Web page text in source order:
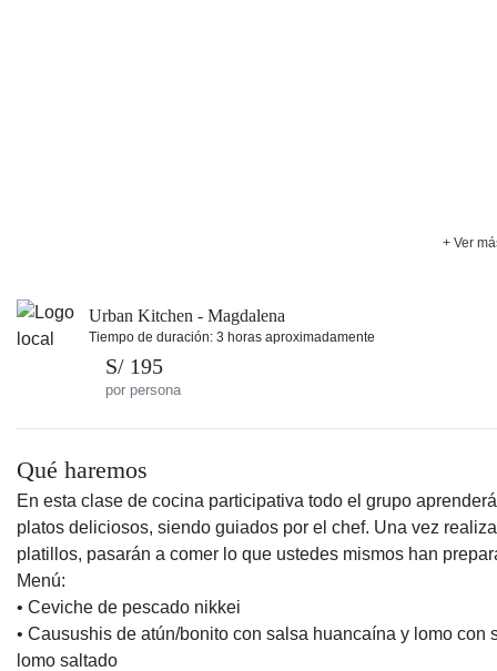
+ Ver
Urban Kitchen - Magdalena
Tiempo de duración: 3 horas aproximadamente
S/ 195
por persona
Qué haremos
En esta clase de cocina participativa todo el grupo
platos deliciosos, siendo guiados por el chef. Una vez
platillos, pasarán a comer lo que ustedes mismos han
Menú:
• Ceviche de pescado nikkei
• Causushis de atún/bonito con salsa huancaína y lomo con
lomo saltado